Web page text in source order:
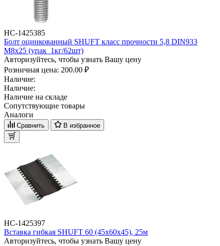
НС-1425385
Болт оцинкованный SHUFT класс прочности 5,8 DIN933
М8x25 (упак_1кг/62шт)
Авторизуйтесь, чтобы узнать Вашу цену
Розничная цена: 200.00 ₽
Наличие:
Наличие:
Наличие на складе
Сопутствующие товары
Аналоги
Сравнить В избранное
НС-1425397
Вставка гибкая SHUFT 60 (45х60х45), 25м
Авторизуйтесь, чтобы узнать Вашу цену